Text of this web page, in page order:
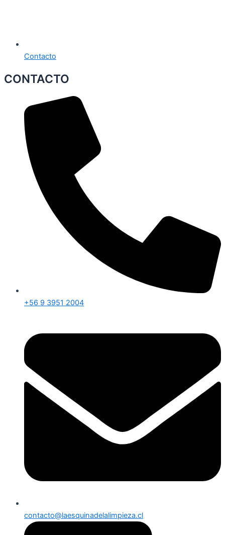
Contacto
CONTACTO
+56 9 3951 2004
contacto@laesquinadelalimpieza.cl